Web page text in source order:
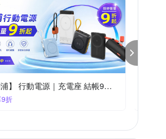
7/8 (4.7吋)
moto全系列
儲能行動電源/太陽能板 結帳88折
折